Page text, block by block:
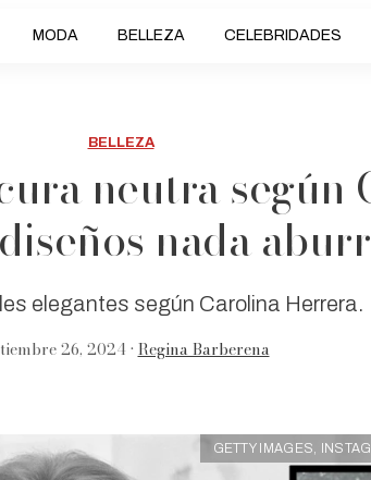
MODA BELLEZA CELEBRIDADES
BELLEZA
neutra según
nada
elegantes según Carolina Herrera.
26, 2024 • Regina Barberena
GETTY IMAGES,